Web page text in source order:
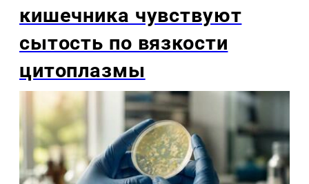
кишечника чувствуют
сытость по вязкости
цитоплазмы